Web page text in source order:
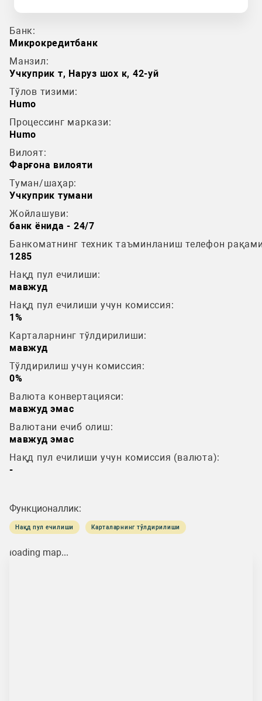
Банк:
Микрокредитбанк
Манзил:
Учкуприк т, Наруз шох к, 42-уй
Тўлов тизими:
Humo
Процессинг маркази:
Humo
Вилоят:
Фарғона вилояти
Туман/шаҳар:
Учкуприк тумани
Жойлашуви:
банк ёнида - 24/7
Банкоматнинг техник таъминланиш телефон
1285
Нақд пул ечилиши:
мавжуд
Нақд пул ечилиши учун комиссия:
1%
Карталарнинг тўлдирилиши:
мавжуд
Тўлдирилиш учун комиссия:
0%
Валюта конвертацияси:
мавжуд эмас
Валютани ечиб олиш:
мавжуд эмас
Нақд пул ечилиши учун комиссия (валюта):
-
Функционаллик:
Нақд пул ечилиши Карталарнинг тўлдирилиши
loading map...